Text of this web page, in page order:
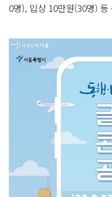
0명), 입상 10만원(30명)